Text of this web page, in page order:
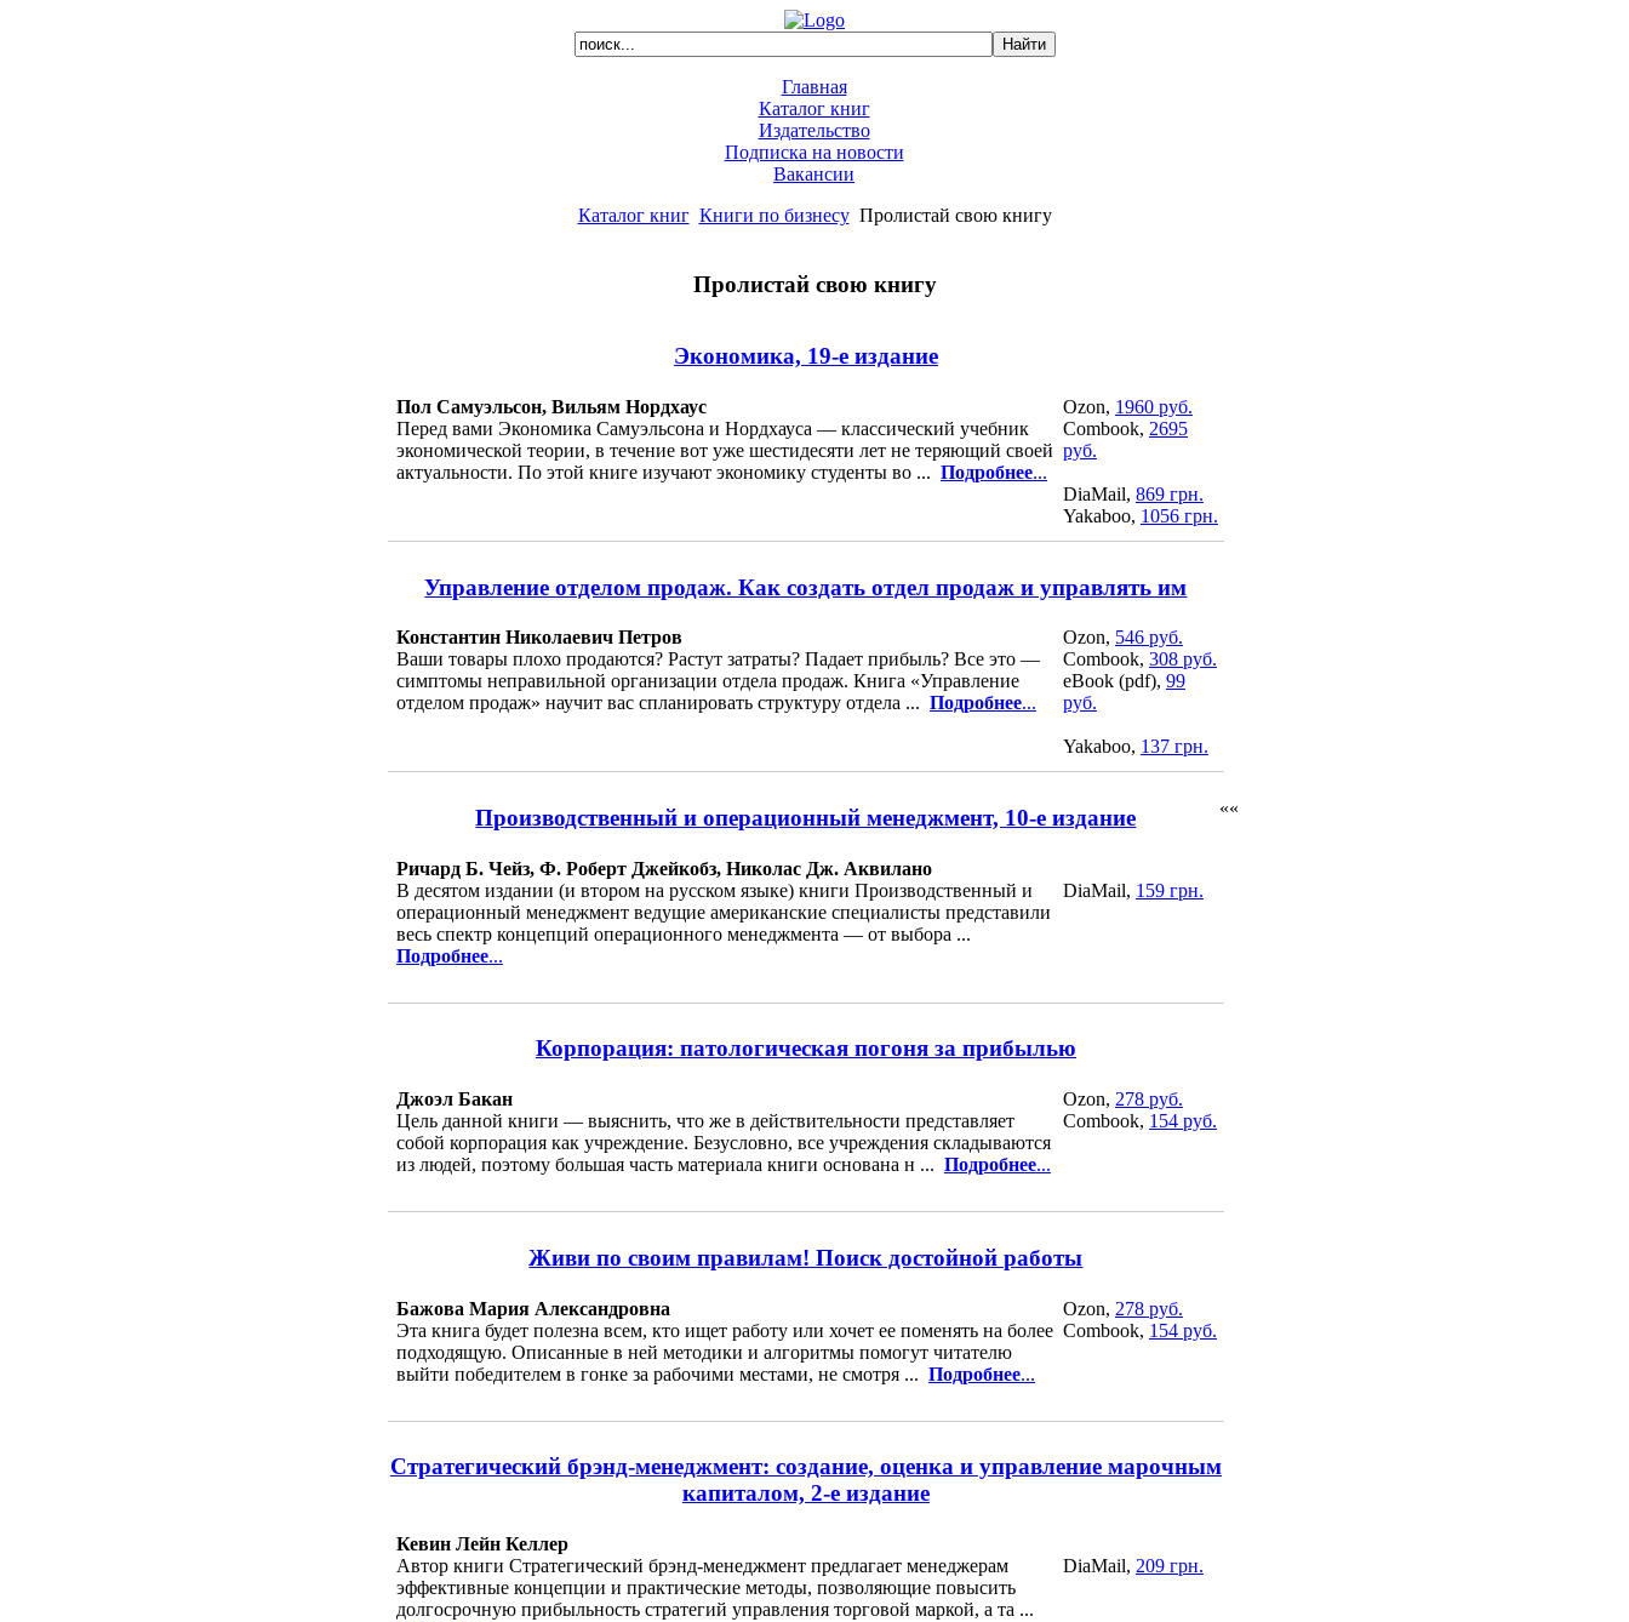
Главная
Каталог книг
Издательство
Подписка на новости
Вакансии
Каталог книг Книги по бизнесу Пролистай свою книгу
Пролистай свою книгу
Экономика, 19-е издание
Пол Самуэльсон, Вильям Нордхаус
Перед вами Экономика Самуэльсона и Нордхауса — классический учебник
экономической теории, в течение вот уже шестидесяти лет не теряющий своей
актуальности. По этой книге изучают экономику студенты во ... Подробнее...
Ozon, 1960 руб.
Combook, 2695
руб.
DiaMail, 869 грн.
Yakaboo, 1056 грн.
Управление отделом продаж. Как создать отдел продаж и управлять им
Константин Николаевич Петров
Ваши товары плохо продаются? Растут затраты? Падает прибыль? Все это —
симптомы неправильной организации отдела продаж. Книга «Управление
отделом продаж» научит вас спланировать структуру отдела ... Подробнее...
Ozon, 546 руб.
Combook, 308 руб.
eBook (pdf), 99
руб.
Yakaboo, 137 грн.
Производственный и операционный менеджмент, 10-е издание
Ричард Б. Чейз, Ф. Роберт Джейкобз, Николас Дж. Аквилано
В десятом издании (и втором на русском языке) книги Производственный и
операционный менеджмент ведущие американские специалисты представили
весь спектр концепций операционного менеджмента — от выбора ...
Подробнее...
DiaMail, 159 грн.
Корпорация: патологическая погоня за прибылью
Джоэл Бакан
Цель данной книги — выяснить, что же в действительности представляет
собой корпорация как учреждение. Безусловно, все учреждения складываются
из людей, поэтому большая часть материала книги основана н ... Подробнее...
Ozon, 278 руб.
Combook, 154 руб.
Живи по своим правилам! Поиск достойной работы
Бажова Мария Александровна
Эта книга будет полезна всем, кто ищет работу или хочет ее поменять на более
подходящую. Описанные в ней методики и алгоритмы помогут читателю
выйти победителем в гонке за рабочими местами, не смотря ... Подробнее...
Ozon, 278 руб.
Combook, 154 руб.
Стратегический брэнд-менеджмент: создание, оценка и управление марочным
капиталом, 2-е издание
Кевин Лейн Келлер
Автор книги Стратегический брэнд-менеджмент предлагает менеджерам
эффективные концепции и практические методы, позволяющие повысить
долгосрочную прибыльность стратегий управления торговой маркой, а та ...
DiaMail, 209 грн.
««